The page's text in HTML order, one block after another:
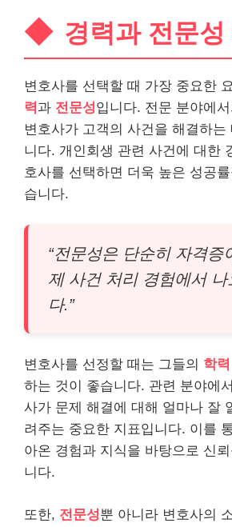
경력과 전문성
변호사를 선택할 때 가장 중요한
력 과 전문성입니다. 전문 분야에
변호사가 고객의 사건을 해결하는
니다. 개인회생 관련 사건에 대한
호사를 선택하면 더욱 높은 성공
습니다.
“전문성은 단순히 자격증
제 사건 처리 경험에서
다.”
변호사를 선정할 때는 그들의 학력
하는 것이 좋습니다. 관련 분야에
사가 문제 해결에 대해 얼마나 잘
려주는 중요한 지표입니다. 이를
아온 경험과 지식을 바탕으로 신
니다.
또한, 전문성뿐 아니라 변호사의